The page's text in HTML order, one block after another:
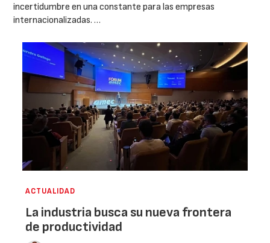
incertidumbre en una constante para las empresas
internacionalizadas. …
ACTUALIDAD
La industria busca su nueva frontera
de productividad